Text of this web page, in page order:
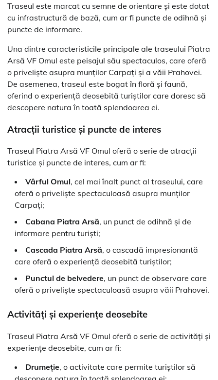
Traseul este marcat cu semne de orientare și este dotat
cu infrastructură de bază, cum ar fi puncte de odihnă și
puncte de informare.
Una dintre caracteristicile principale ale traseului Piatra
Arsă VF Omul este peisajul său spectaculos, care oferă
o priveliște asupra munților Carpați și a văii Prahovei.
De asemenea, traseul este bogat în floră și faună,
oferind o experiență deosebită turiștilor care doresc să
descopere natura în toată splendoarea ei.
Atracții turistice și puncte de interes
Traseul Piatra Arsă VF Omul oferă o serie de atracții
turistice și puncte de interes, cum ar fi:
Vârful Omul, cel mai înalt punct al traseului, care
oferă o priveliște spectaculoasă asupra munților
Carpați;
Cabana Piatra Arsă, un punct de odihnă și de
informare pentru turiști;
Cascada Piatra Arsă, o cascadă impresionantă
care oferă o experiență deosebită turiștilor;
Punctul de belvedere, un punct de observare care
oferă o priveliște spectaculoasă asupra văii Prahovei.
Activități și experiențe deosebite
Traseul Piatra Arsă VF Omul oferă o serie de activități și
experiențe deosebite, cum ar fi:
Drumeție, o activitate care permite turiștilor să